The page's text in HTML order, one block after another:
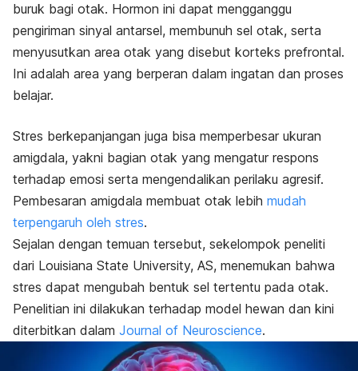
buruk bagi otak. Hormon ini dapat mengganggu
pengiriman sinyal antarsel, membunuh sel otak, serta
menyusutkan area otak yang disebut korteks prefrontal.
Ini adalah area yang berperan dalam ingatan dan proses
belajar.
Stres berkepanjangan juga bisa memperbesar ukuran
amigdala, yakni bagian otak yang mengatur respons
terhadap emosi serta mengendalikan perilaku agresif.
Pembesaran amigdala membuat otak lebih mudah
terpengaruh oleh stres.
Sejalan dengan temuan tersebut, sekelompok peneliti
dari Louisiana State University, AS, menemukan bahwa
stres dapat mengubah bentuk sel tertentu pada otak.
Penelitian ini dilakukan terhadap model hewan dan kini
diterbitkan dalam Journal of Neuroscience.